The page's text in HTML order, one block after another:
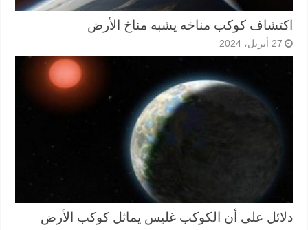
اكتشاف كوكب مناخه يشبه مناخ الأرض
27 أبريل، 2024
دلائل على أن الكوكب غليس يماثل كوكب الأرض